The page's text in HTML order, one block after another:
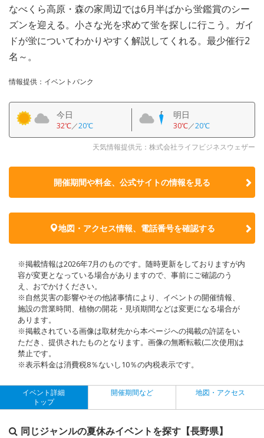
なべくら高原・森の家周辺では6月半ばから蛍鑑賞のシー
ズンを迎える。小さな光を求めて蛍を探しに行こう。ガイ
ドが蛍についてわかりやすく解説してくれる。最少催行2
名～。
情報提供：イベントバンク
今日
32℃／20℃
明日
30℃／20℃
天気情報提供元：株式会社ライフビジネスウェザー
開催期間や料金、公式サイトの情報を見る
地図・アクセス情報、電話番号を確認する
※掲載情報は2026年7月のものです。随時更新をしておりますが内
容が変更となっている場合がありますので、事前にご確認のう
え、おでかけください。
※自然災害の影響やその他諸事情により、イベントの開催情報、
施設の営業時間、植物の開花・見頃期間などは変更になる場合が
あります。
※掲載されている画像は取材先から本ページへの掲載の許諾をい
ただき、提供されたものとなります。画像の無断転載(二次使用)は
禁止です。
※表示料金は消費税8％ないし10％の内税表示です。
イベント詳細
トップ
開催期間など 地図・アクセス
同じジャンルの夏休みイベントを探す【長野県】